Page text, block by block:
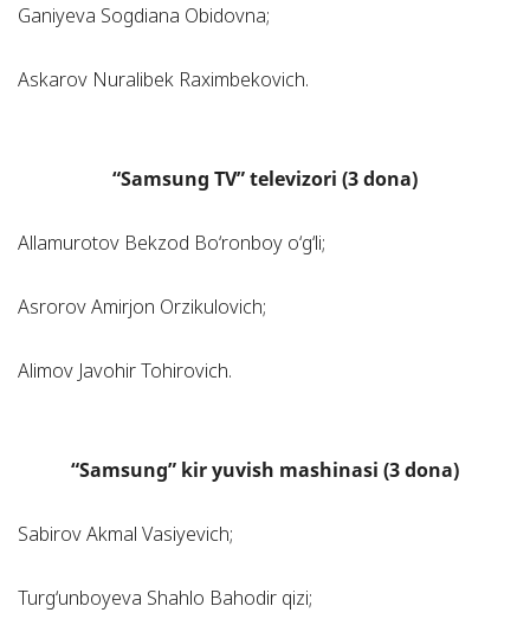
Ganiyeva Sogdiana Obidovna;
Askarov Nuralibek Raximbekovich.
“Samsung TV” televizori (3 dona)
Allamurotov Bekzod Bo‘ronboy o‘g‘li;
Asrorov Amirjon Orzikulovich;
Alimov Javohir Tohirovich.
“Samsung” kir yuvish mashinasi (3 dona)
Sabirov Akmal Vasiyevich;
Turg‘unboyeva Shahlo Bahodir qizi;